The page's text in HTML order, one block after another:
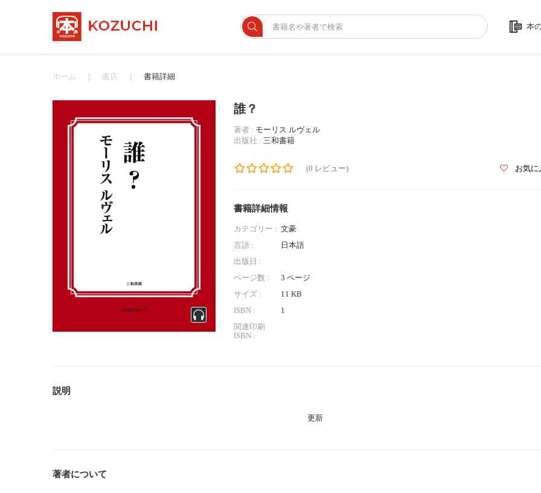
本
ホーム 書店 書籍詳細
誰？
著者 : モーリス ルヴェル
出版社 : 三和書籍
(0 レビュー) お気に
書籍詳細情報
カテゴリー : 文豪
言語 :
日本語
出版日 :
ページ数 :
3 ページ
サイズ :
11 KB
ISBN :
1
関連印刷
ISBN :
説明
更新
著者について